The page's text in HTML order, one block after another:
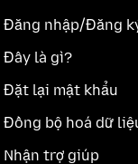
Đăng nhập/Đăng
Đây là gì?
Đặt lại mật khẩu
Đồng bộ hoá dữ
Nhận trợ giúp